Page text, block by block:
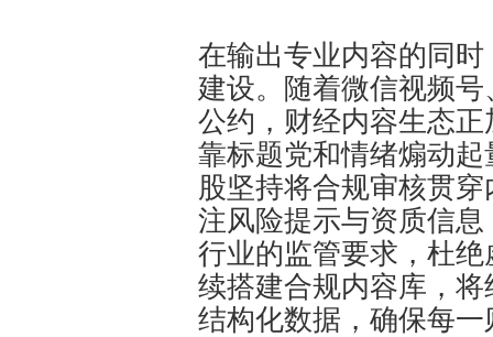
在输出专业内容的同
建设。随着微信视频
公约，财经内容生态
靠标题党和情绪煽动
股坚持将合规审核贯
注风险提示与资质信
行业的监管要求，杜
续搭建合规内容库，
结构化数据，确保每